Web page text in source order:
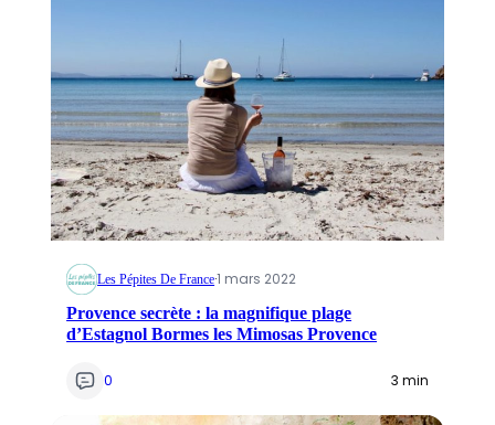
Les Pépites De France·1 mars 2022
Provence secrète : la magnifique plage
d’Estagnol Bormes les Mimosas Provence
0 3 min